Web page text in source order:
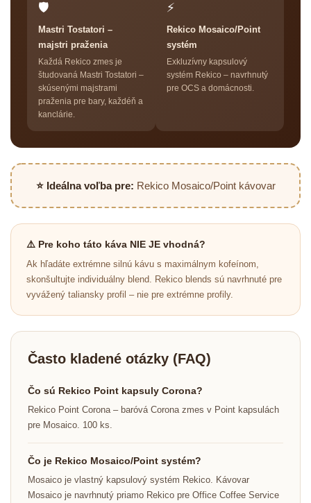
🛡
Mastri Tostatori –
majstri praženia
Každá Rekico zmes je
študovaná Mastri Tostatori –
skúsenými majstrami
praženia pre bary, každéň a
kanclárie.
⚡
Rekico Mosaico/Point
systém
Exkluzívny kapsulový
systém Rekico – navrhnutý
pre OCS a domácnosti.
⭐ Ideálna voľba pre: Rekico Mosaico/Point kávovar
⚠️ Pre koho táto káva NIE JE vhodná?
Ak hľadáte extrémne silnú kávu s maximálnym kofeínom,
skonšultujte individuálny blend. Rekico blends sú navrhnuté pre
vyvážený taliansky profil – nie pre extrémne profily.
Často kladené otázky (FAQ)
Čo sú Rekico Point kapsuly Corona?
Rekico Point Corona – baróvá Corona zmes v Point kapsulách
pre Mosaico. 100 ks.
Čo je Rekico Mosaico/Point systém?
Mosaico je vlastný kapsulový systém Rekico. Kávovar
Mosaico je navrhnutý priamo Rekico pre Office Coffee Service